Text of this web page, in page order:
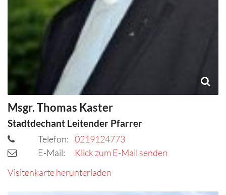
Msgr.Thomas Kaster
Stadtdechant Leitender Pfarrer
Telefon: 0219124773
E-Mail:
Klick zum E-Mail senden
Visitenkarte herunterladen